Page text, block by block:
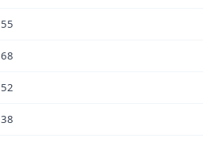
55
68
52
38